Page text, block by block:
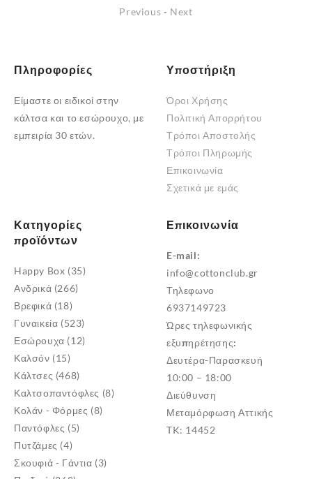
Previous - Next
Πληροφορίες
Είμαστε οι ειδικοί στην
κάλτσα και το εσώρουχο, με
εμπειρία 30 ετών.
Υποστήριξη
Όροι Χρήσης
Πολιτική Απορρήτου
Τρόποι Αποστολής
Τρόποι Πληρωμής
Επικοινωνία
Σχετικά με εμάς
Κατηγορίες
προϊόντων
Happy Box (35)
Ανδρικά (266)
Βρεφικά (18)
Γυναικεία (523)
Εσώρουχα (12)
Καλσόν (15)
Κάλτσες (468)
Καλτσοπαντόφλες (8)
Κολάν - Φόρμες (8)
Παντόφλες (5)
Πυτζάμες (4)
Σκουφιά - Γάντια (3)
Επικοινωνία
E-mail:
info@cottonclub.gr
Τηλεφωνο
6937149723
Ώρες τηλεφωνικής
εξυπηρέτησης:
Δευτέρα-Παρασκευή
10:00 – 18:00
Διεύθυνση
Μεταμόρφωση Αττικής
TK: 14452